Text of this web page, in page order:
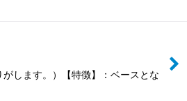
します。）【特徴】：ベースとな